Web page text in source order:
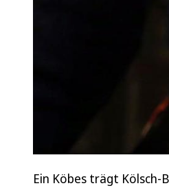
Ein Köbes trägt Kölsch-